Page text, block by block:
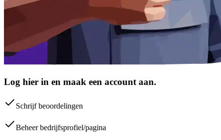
Log hier in en maak een account aan.
Schrijf beoordelingen
Beheer bedrijfsprofiel/pagina